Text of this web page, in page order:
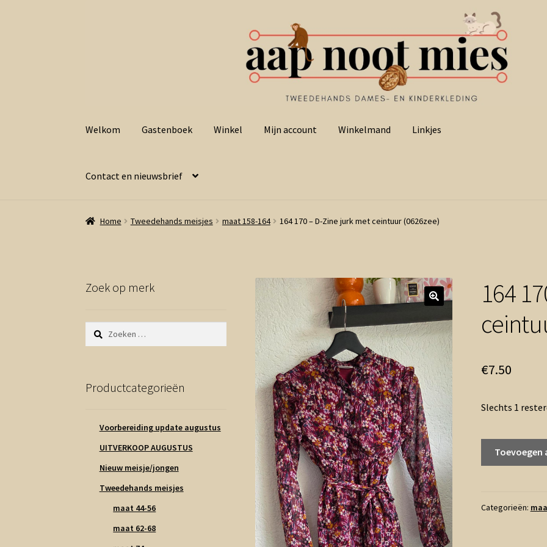
door
naar
Welkom Gastenboek Winkel Mijn account Winkelmand Linkjes
Contact en nieuwsbrief
Home Tweedehands meisjes maat 158-164 164 170 – D-Zine jurk met ceintuur (0626zee)
164
€7.50
Slechts 1
Zine
Toevoegen
Categorieën:
Zoek op merk
Zoeken
naar:
Productcategorieën
Voorbereiding update augustus
UITVERKOOP AUGUSTUS
Nieuw meisje/jongen
Tweedehands meisjes
maat 44-56
maat 62-68